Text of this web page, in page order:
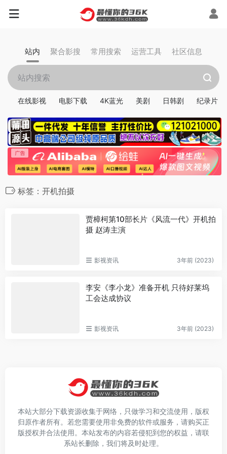
站内 聚合影搜 常用搜索 运营工具 社区信息
在线影视 电影下载 4K蓝光 美剧 日韩剧 纪录片
标签：开机拍摄
贾樟柯第10部长片《风流一代》开机拍
摄 赵涛主演
影视资讯 3年前 (2023)
李安《李小龙》准备开机 只待好莱坞
工会达成协议
影视资讯 3年前 (2023)
本站大部分下载资源收集于网络，只做学习和交流使用，版权
归原作者所有。若您需要使用非免费的软件或服务，请购买正
版授权并合法使用。本站发布的内容若侵犯到您的权益，请联
系站长删除，我们将及时处理。